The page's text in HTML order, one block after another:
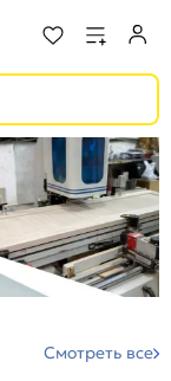
Смотреть все